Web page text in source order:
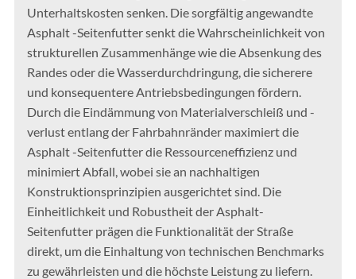
Unterhaltskosten senken. Die sorgfältig angewandte
Asphalt -Seitenfutter senkt die Wahrscheinlichkeit von
strukturellen Zusammenhänge wie die Absenkung des
Randes oder die Wasserdurchdringung, die sicherere
und konsequentere Antriebsbedingungen fördern.
Durch die Eindämmung von Materialverschleiß und -
verlust entlang der Fahrbahnränder maximiert die
Asphalt -Seitenfutter die Ressourceneffizienz und
minimiert Abfall, wobei sie an nachhaltigen
Konstruktionsprinzipien ausgerichtet sind. Die
Einheitlichkeit und Robustheit der Asphalt-
Seitenfutter prägen die Funktionalität der Straße
direkt, um die Einhaltung von technischen Benchmarks
zu gewährleisten und die höchste Leistung zu liefern.